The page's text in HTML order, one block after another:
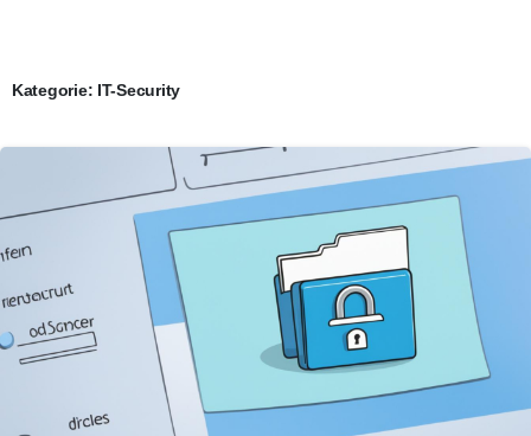
Kategorie: IT-Security